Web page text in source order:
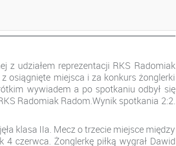
z udziałem reprezentacji RKS Radomiak
osiągnięte miejsca i za konkurs żonglerki
wywiadem a po spotkaniu odbył się
Radomiak Radom.Wynik spotkania 2:2.
klasa IIa. Mecz o trzecie miejsce między
czerwca. Żonglerkę piłką wygrał Dawid